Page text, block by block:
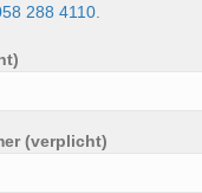
288 4110
(verplicht)